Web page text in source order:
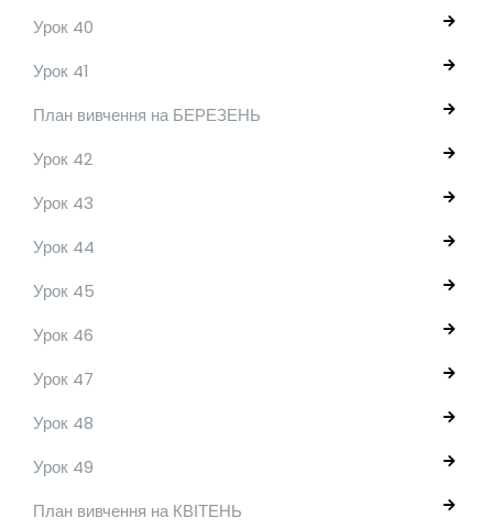
Урок 40
Урок 41
План вивчення на БЕРЕЗЕНЬ
Урок 42
Урок 43
Урок 44
Урок 45
Урок 46
Урок 47
Урок 48
Урок 49
План вивчення на КВІТЕНЬ